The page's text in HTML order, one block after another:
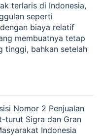
terlaris di Indonesia,
seperti
biaya relatif
membuatnya tetap
tinggi, bahkan setelah
Nomor 2 Penjualan
turut Sigra dan Gran
Indonesia